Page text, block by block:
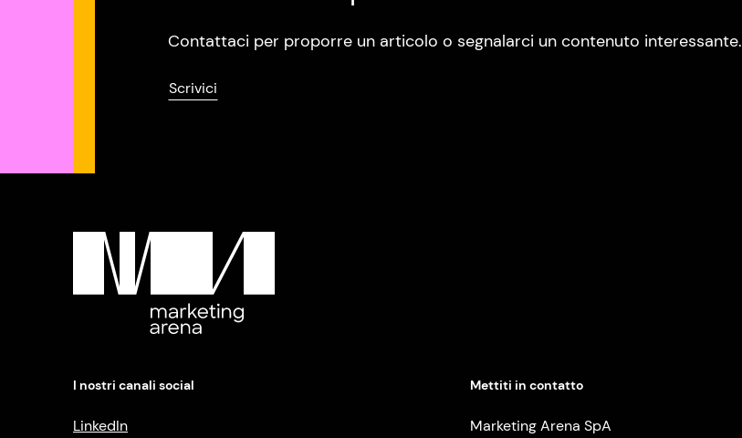
Contattaci per proporre un articolo o segnalarci un contenuto interessante.
Scrivici
I nostri canali social
LinkedIn
Mettiti in contatto
Marketing Arena SpA